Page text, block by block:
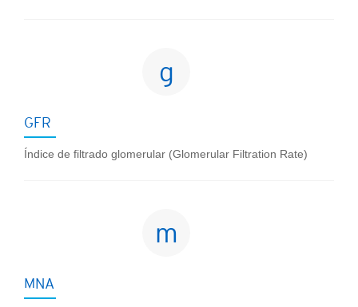
g
GFR
Índice de filtrado glomerular (Glomerular Filtration Rate)
m
MNA